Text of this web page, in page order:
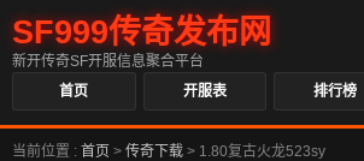
SF999传奇发布网
新开传奇SF开服信息聚合平台
首页
开服表 排行榜
当前位置 : 首页 > 传奇下载 > 1.80复古火龙523sy